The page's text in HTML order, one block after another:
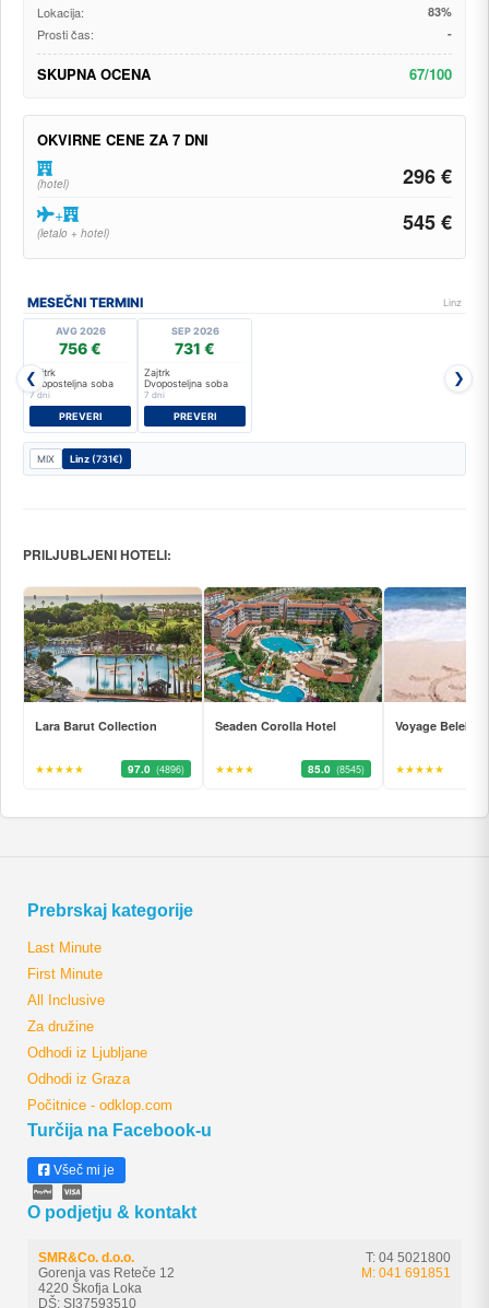
Lokacija: 83%
Prosti čas: -
SKUPNA OCENA 67/100
OKVIRNE CENE ZA 7 DNI
(hotel) 296 €
+
(letalo + hotel) 545 €
MESEČNI TERMINI Linz
❮
AVG 2026
756 €
Zajtrk
Dvoposteljna soba
7 dni
PREVERI
SEP 2026
731 €
Zajtrk
Dvoposteljna soba
7 dni
PREVERI
❯
MIX Linz (731€)
PRILJUBLJENI HOTELI:
Lara Barut Collection
★★★★★ 97.0 (4896)
Seaden Corolla Hotel
★★★★ 85.0 (8545)
Voyage Belek
★★★★★
Prebrskaj kategorije
Last Minute
First Minute
All Inclusive
Za družine
Odhodi iz Ljubljane
Odhodi iz Graza
Počitnice - odklop.com
Turčija na Facebook-u
Všeč mi je
O podjetju & kontakt
SMR&Co. d.o.o.
Gorenja vas Reteče 12
4220 Škofja Loka
DŠ: SI37593510
T: 04 5021800
M: 041 691851